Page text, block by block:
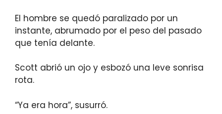
El hombre se quedó paralizado por un
instante, abrumado por el peso del pasado
que tenía delante.
Scott abrió un ojo y esbozó una leve sonrisa
rota.
“Ya era hora”, susurró.